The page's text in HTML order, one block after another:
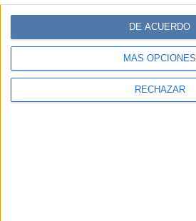
MÁS OPCIONES
RECHAZAR
DE ACUERDO